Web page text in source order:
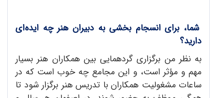
شما، برای انسجام بخشی به دبیران هنر چه ایده‌ای
دارید؟
به نظر من برگزاری گردهمایی بین همکاران هنر بسیار
مهم و مؤثر است، و این مجامع چه خوب است که در
ساعات مشغولیت همکاران با تدریس هنر برگزار شود تا